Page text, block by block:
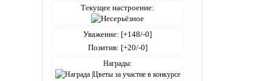
Текущее настроение:
Уважение: [+148/-0]
Позитив: [+20/-0]
Награды: